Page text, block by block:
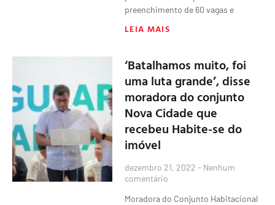
preenchimento de 60 vagas e
LEIA MAIS
‘Batalhamos muito, foi
uma luta grande’, disse
moradora do conjunto
Nova Cidade que
recebeu Habite-se do
imóvel
dezembro 21, 2022 Nenhum
comentário
Moradora do Conjunto Habitacional